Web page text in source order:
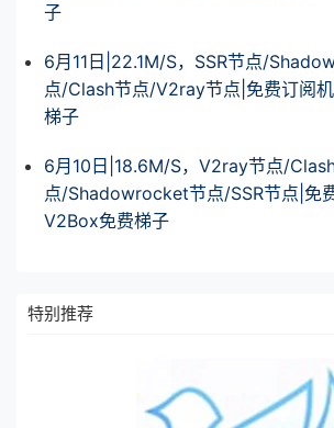
子
6月11日|22.1M/S，SSR节点/
点/Clash节点/V2ray节点|免费订阅
梯子
6月10日|18.6M/S，V2ray节点/
点/Shadowrocket节点/SSR节点|免
V2Box免费梯子
特别推荐